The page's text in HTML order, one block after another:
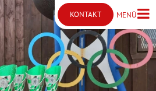
KONTAKT
Kontakt öffnen
MENÜMenü